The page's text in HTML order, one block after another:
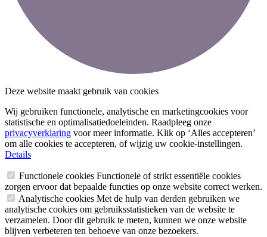
Deze website maakt gebruik van cookies
Wij gebruiken functionele, analytische en marketingcookies voor
statistische en optimalisatiedoeleinden. Raadpleeg onze
privacyverklaring voor meer informatie. Klik op ‘Alles accepteren’
om alle cookies te accepteren, of wijzig uw cookie-instellingen.
Details
Functionele cookies Functionele of strikt essentiële cookies
zorgen ervoor dat bepaalde functies op onze website correct werken.
Analytische cookies Met de hulp van derden gebruiken we
analytische cookies om gebruiksstatistieken van de website te
verzamelen. Door dit gebruik te meten, kunnen we onze website
blijven verbeteren ten behoeve van onze bezoekers.